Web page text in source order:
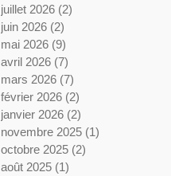
juillet 2026 (2)
juin 2026 (2)
mai 2026 (9)
avril 2026 (7)
mars 2026 (7)
février 2026 (2)
janvier 2026 (2)
novembre 2025 (1)
octobre 2025 (2)
août 2025 (1)